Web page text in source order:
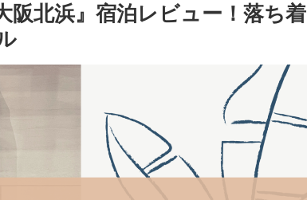
阪北浜』宿泊レビュー！落ち着